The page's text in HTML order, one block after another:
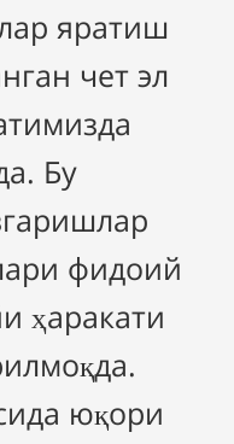
яратиш
чет эл
Бу
фидоий
ҳаракати
юқори